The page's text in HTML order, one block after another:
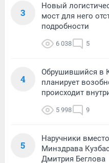
3
Новый
мост для него
подробности
6 038 5
4
Обрушившийся в
планирует
происходит
5 998 9
5
Наручники
Минздрава
Дмитрия Беглова